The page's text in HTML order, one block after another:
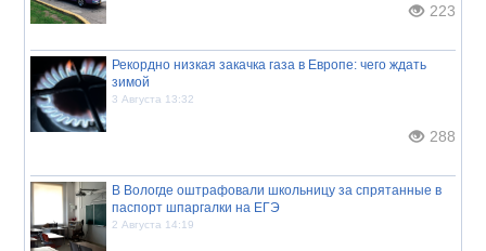
223
Рекордно низкая закачка газа в Европе: чего ждать
зимой
3 Августа 13:32
288
В Вологде оштрафовали школьницу за спрятанные в
паспорт шпаргалки на ЕГЭ
2 Августа 14:19